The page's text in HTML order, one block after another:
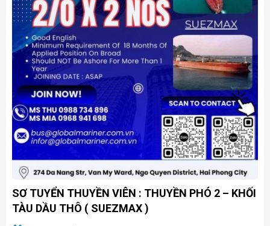
SƠ TUYỂN THUYỀN VIÊN : THUYỀN PHÓ 2 – KHỐI
TÀU DẦU THÔ ( SUEZMAX )